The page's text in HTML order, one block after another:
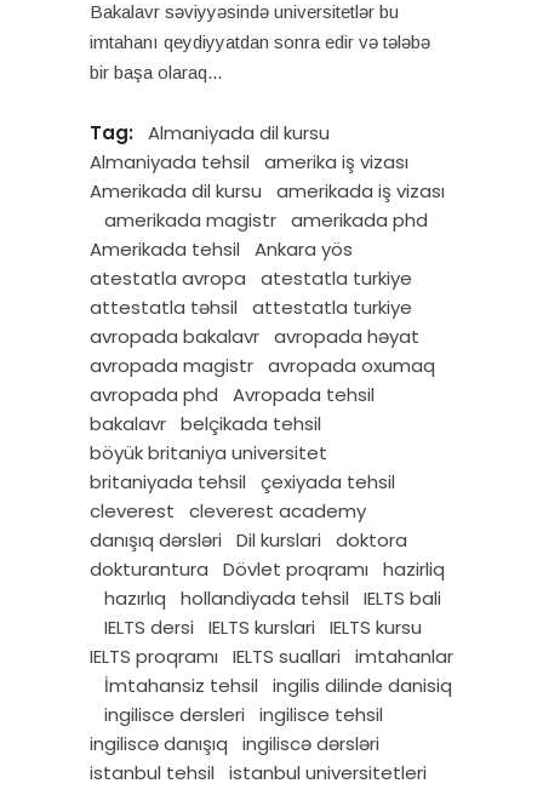
Bakalavr səviyyəsində universitetlər bu
imtahanı qeydiyyatdan sonra edir və tələbə
bir başa olaraq
Tag:
Almaniyada dil kursu
Almaniyada tehsil
amerika iş vizası
Amerikada dil kursu
amerikada iş vizası
amerikada magistr amerikada phd
Amerikada tehsil
Ankara yös
atestatla avropa
atestatla turkiye
attestatla təhsil
attestatla turkiye
avropada bakalavr avropada həyat
avropada magistr avropada oxumaq
avropada phd
Avropada tehsil
bakalavr belçikada tehsil
böyük britaniya universitet
britaniyada tehsil
çexiyada tehsil
cleverest
cleverest academy
danışıq dərsləri
Dil kurslari
doktora
dokturantura
Dövlet proqramı
hazirliq
hazırlıq
hollandiyada tehsil
IELTS bali
IELTS dersi
IELTS kurslari
IELTS kursu
IELTS proqramı
IELTS suallari
imtahanlar
İmtahansiz tehsil
ingilis dilinde danisiq
ingilisce dersleri
ingilisce tehsil
ingiliscə danışıq
ingiliscə dərsləri
istanbul tehsil
istanbul universitetleri